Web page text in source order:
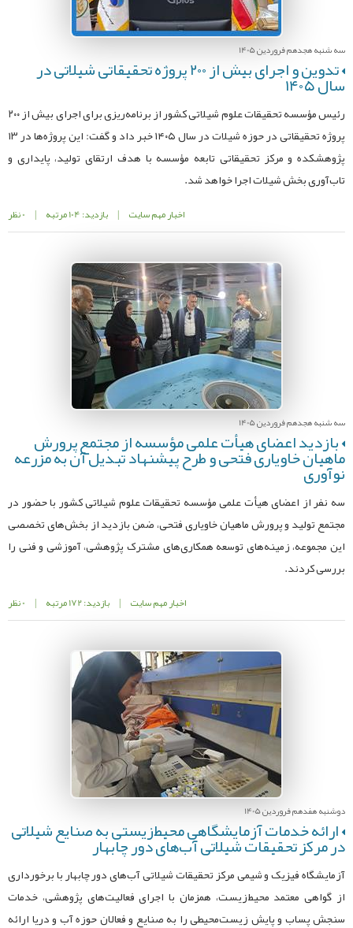
سه شنبه هجدهم فروردین 1405
تدوین و اجرای بیش از ۲۰۰ پروژه تحقیقاتی شیلاتی در سال ۱۴۰۵
رئیس مؤسسه تحقیقات علوم شیلاتی کشور از برنامه‌ریزی برای اجرای بیش از ۲۰۰
پروژه تحقیقاتی در حوزه شیلات در سال ۱۴۰۵ خبر داد و گفت: این پروژه‌ها در ۱۳
پژوهشکده و مرکز تحقیقاتی تابعه مؤسسه با هدف ارتقای تولید، پایداری و
تاب‌آوری بخش شیلات اجرا خواهد شد.
اخبار مهم سایت | بازدید: 104 مرتبه | 0 نظر
سه شنبه هجدهم فروردین 1405
بازدید اعضای هیأت علمی مؤسسه از مجتمع پرورش
ماهیان خاویاری فتحی و طرح پیشنهاد تبدیل آن به مزرعه
نوآوری
سه نفر از اعضای هیأت علمی مؤسسه تحقیقات علوم شیلاتی کشور با حضور در
مجتمع تولید و پرورش ماهیان خاویاری فتحی، ضمن بازدید از بخش‌های تخصصی
این مجموعه، زمینه‌های توسعه همکاری‌های مشترک پژوهشی، آموزشی و فنی را
بررسی کردند.
اخبار مهم سایت | بازدید: 172 مرتبه | 0 نظر
دوشنبه هفدهم فروردین 1405
ارائه خدمات آزمایشگاهی محیط‌زیستی به صنایع شیلاتی
در مرکز تحقیقات شیلاتی آب‌های دور چابهار
آزمایشگاه فیزیک و شیمی مرکز تحقیقات شیلاتی آب‌های دور چابهار با برخورداری
از گواهی معتمد محیط‌زیست، همزمان با اجرای فعالیت‌های پژوهشی، خدمات
سنجش پساب و پایش زیست‌محیطی را به صنایع و فعالان حوزه آب و دریا ارائه